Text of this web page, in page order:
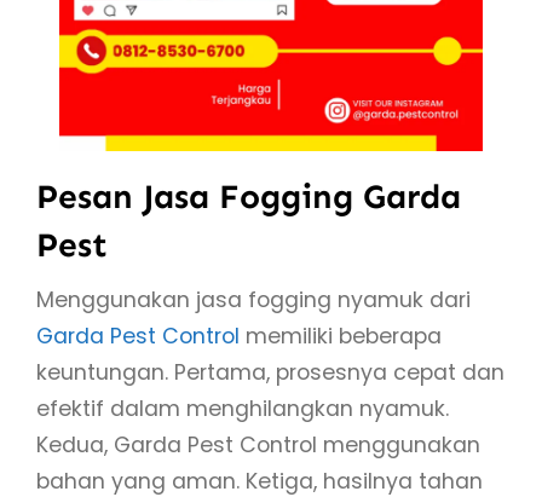
Pesan Jasa Fogging Garda
Pest
Menggunakan jasa fogging nyamuk dari
Garda Pest Control memiliki beberapa
keuntungan. Pertama, prosesnya cepat dan
efektif dalam menghilangkan nyamuk.
Kedua, Garda Pest Control menggunakan
bahan yang aman. Ketiga, hasilnya tahan